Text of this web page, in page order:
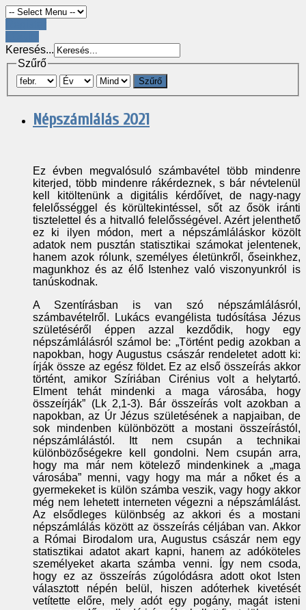
Keresés...
Szűrő
Szűrő
Népszámlálás 2021
Ez évben megvalósuló számbavétel több mindenre
kiterjed, több mindenre rákérdeznek, s bár névtelenül
kell kitöltenünk a digitális kérdőívet, de nagy-nagy
felelősséggel és körültekintéssel, sőt az ősök iránti
tisztelettel és a hitvalló felelősségével. Azért jelenthető
ez ki ilyen módon, mert a népszámláláskor közölt
adatok nem pusztán statisztikai számokat jelentenek,
hanem azok rólunk, személyes életünkről, őseinkhez,
magunkhoz és az élő Istenhez való viszonyunkról is
tanúskodnak.
A Szentírásban is van szó népszámlálásról,
számbavételről. Lukács evangélista tudósítása Jézus
születéséről éppen azzal kezdődik, hogy egy
népszámlálásról számol be: „Történt pedig azokban a
napokban, hogy Augustus császár rendeletet adott ki:
írják össze az egész földet. Ez az első összeírás akkor
történt, amikor Szíriában Cirénius volt a helytartó.
Elment tehát mindenki a maga városába, hogy
összeírják” (Lk 2,1-3). Bár összeírás volt azokban a
napokban, az Úr Jézus születésének a napjaiban, de
sok mindenben különbözött a mostani összeírástól,
népszámlálástól. Itt nem csupán a technikai
különbözőségekre kell gondolni. Nem csupán arra,
hogy ma már nem kötelező mindenkinek a „maga
városába” menni, vagy hogy ma már a nőket és a
gyermekeket is külön számba veszik, vagy hogy akkor
még nem lehetett interneten végezni a népszámlálást.
Az elsődleges különbség az akkori és a mostani
népszámlálás között az összeírás céljában van. Akkor
a Római Birodalom ura, Augustus császár nem egy
statisztikai adatot akart kapni, hanem az adóköteles
személyeket akarta számba venni. Így nem csoda,
hogy ez az összeírás zúgolódásra adott okot Isten
választott népén belül, hiszen adóterhek kivetését
vetítette előre, mely adót egy pogány, magát isteni